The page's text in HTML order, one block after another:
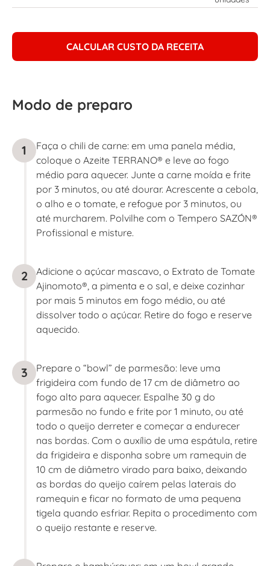
CALCULAR CUSTO DA RECEITA
Modo de preparo
1
Faça o chili de carne: em uma panela média,
coloque o Azeite TERRANO® e leve ao fogo
médio para aquecer. Junte a carne moída e frite
por 3 minutos, ou até dourar. Acrescente a cebola,
o alho e o tomate, e refogue por 3 minutos, ou
até murcharem. Polvilhe com o Tempero SAZÓN®
Profissional e misture.
2
Adicione o açúcar mascavo, o Extrato de Tomate
Ajinomoto®, a pimenta e o sal, e deixe cozinhar
por mais 5 minutos em fogo médio, ou até
dissolver todo o açúcar. Retire do fogo e reserve
aquecido.
3
Prepare o “bowl” de parmesão: leve uma
frigideira com fundo de 17 cm de diâmetro ao
fogo alto para aquecer. Espalhe 30 g do
parmesão no fundo e frite por 1 minuto, ou até
todo o queijo derreter e começar a endurecer
nas bordas. Com o auxílio de uma espátula, retire
da frigideira e disponha sobre um ramequin de
10 cm de diâmetro virado para baixo, deixando
as bordas do queijo caírem pelas laterais do
ramequin e ficar no formato de uma pequena
tigela quando esfriar. Repita o procedimento com
o queijo restante e reserve.